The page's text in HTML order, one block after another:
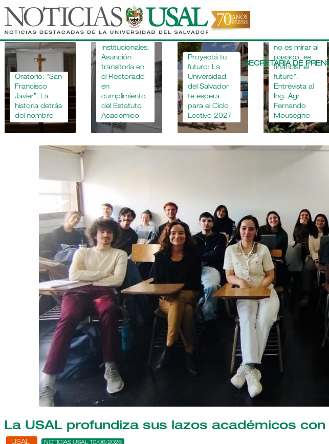
Pasar
contenido
principal
Main
navigation
SECRETARIA DE
Oratorio: “San
Francisco
Javier”. La
historia detrás
del nombre
Novedades
Institucionales.
Asunción
transitoria en
el Rectorado
en
cumplimiento
del Estatuto
Académico
Proyectá tu
futuro: La
Universidad
del Salvador
te espera
para el Ciclo
Lectivo 2027
agropecuaria
no es mirar al
pasado, es
financiar el
futuro".
Entrevista al
Ing. Agr
Fernando
Mousegne
La USAL profundiza sus lazos académicos con
NOTICIAS USAL 10/06/2026